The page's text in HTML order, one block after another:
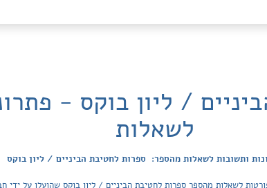
/ ליון בוקס -
לשאלות
ותשובות לשאלות מהספר: ספרות לחטיבת הביניים / ליון בוקס